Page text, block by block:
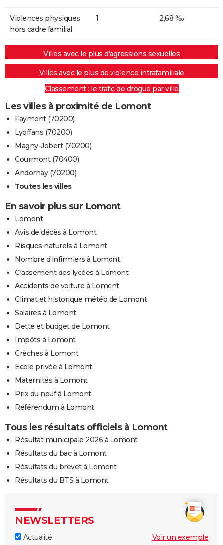
Violences physiques
hors cadre familial
1 2,68 ‰
Villes avec le plus d'agressions sexuelles
Villes avec le plus de violence intrafamiliale
Classement : le trafic de drogue par ville
Les villes à proximité de Lomont
Faymont (70200)
Lyoffans (70200)
Magny-Jobert (70200)
Courmont (70400)
Andornay (70200)
Toutes les villes
En savoir plus sur Lomont
Lomont
Avis de décès à Lomont
Risques naturels à Lomont
Nombre d'infirmiers à Lomont
Classement des lycées à Lomont
Accidents de voiture à Lomont
Climat et historique météo de Lomont
Salaires à Lomont
Dette et budget de Lomont
Impôts à Lomont
Crèches à Lomont
Ecole privée à Lomont
Maternités à Lomont
Prix du neuf à Lomont
Référendum à Lomont
Tous les résultats officiels à Lomont
Résultat municipale 2026 à Lomont
Résultats du bac à Lomont
Résultats du brevet à Lomont
Résultats du BTS à Lomont
NEWSLETTERS
Actualité
Voir un exemple